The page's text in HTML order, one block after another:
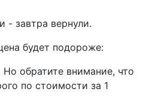
- завтра вернули.
будет подороже:
обратите внимание, что
по стоимости за 1